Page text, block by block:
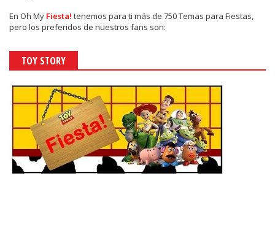
En Oh My Fiesta! tenemos para ti más de 750 Temas para Fiestas,
pero los preferidos de nuestros fans son:
TOY STORY